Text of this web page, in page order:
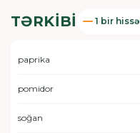
TƏRKIBI 1 bir hissə
paprika
pomidor
soğan